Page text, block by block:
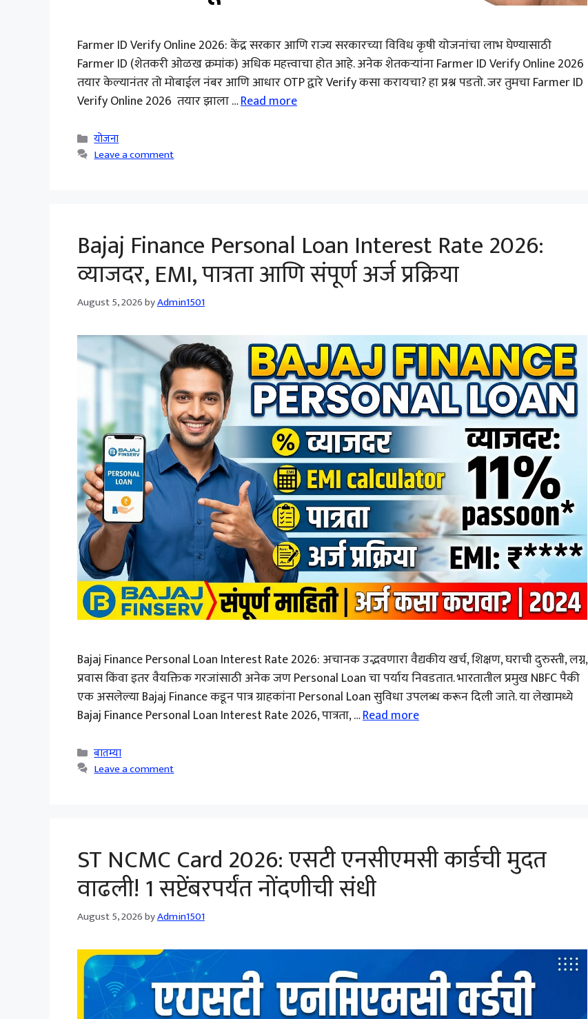
Farmer ID Verify Online 2026: केंद्र सरकार आणि राज्य सरकारच्या विविध कृषी योजनांचा लाभ घेण्यासाठी
Farmer ID (शेतकरी ओळख क्रमांक) अधिक महत्त्वाचा होत आहे. अनेक शेतकऱ्यांना Farmer ID Verify Online 2026
तयार केल्यानंतर तो मोबाईल नंबर आणि आधार OTP द्वारे Verify कसा करायचा? हा प्रश्न पडतो. जर तुमचा Farmer ID
Verify Online 2026 तयार झाला …Read more
Categories
योजना
Leave a comment
Bajaj Finance Personal Loan Interest Rate 2026:
व्याजदर, EMI, पात्रता आणि संपूर्ण अर्ज प्रक्रिया
August 5, 2026byAdmin1501
Bajaj Finance Personal Loan Interest Rate 2026: अचानक उद्भवणारा वैद्यकीय खर्च, शिक्षण, घराची दुरुस्ती, लग्न,
प्रवास किंवा इतर वैयक्तिक गरजांसाठी अनेक जण Personal Loan चा पर्याय निवडतात. भारतातील प्रमुख NBFC पैकी
एक असलेल्या Bajaj Finance कडून पात्र ग्राहकांना Personal Loan सुविधा उपलब्ध करून दिली जाते. या लेखामध्ये
Bajaj Finance Personal Loan Interest Rate 2026, पात्रता, …Read more
Categories
बातम्या
Leave a comment
ST NCMC Card 2026: एसटी एनसीएमसी कार्डची मुदत
वाढली! 1 सप्टेंबरपर्यंत नोंदणीची संधी
August 5, 2026byAdmin1501